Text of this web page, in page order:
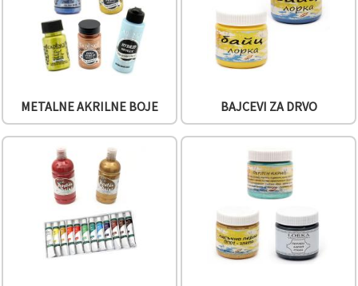
METALNE AKRILNE BOJE BAJCEVI ZA DRVO